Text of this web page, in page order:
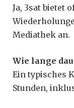
Ja, 3sat bietet
Mediathek an.
Wie lange
Ein typisches
Stunden,